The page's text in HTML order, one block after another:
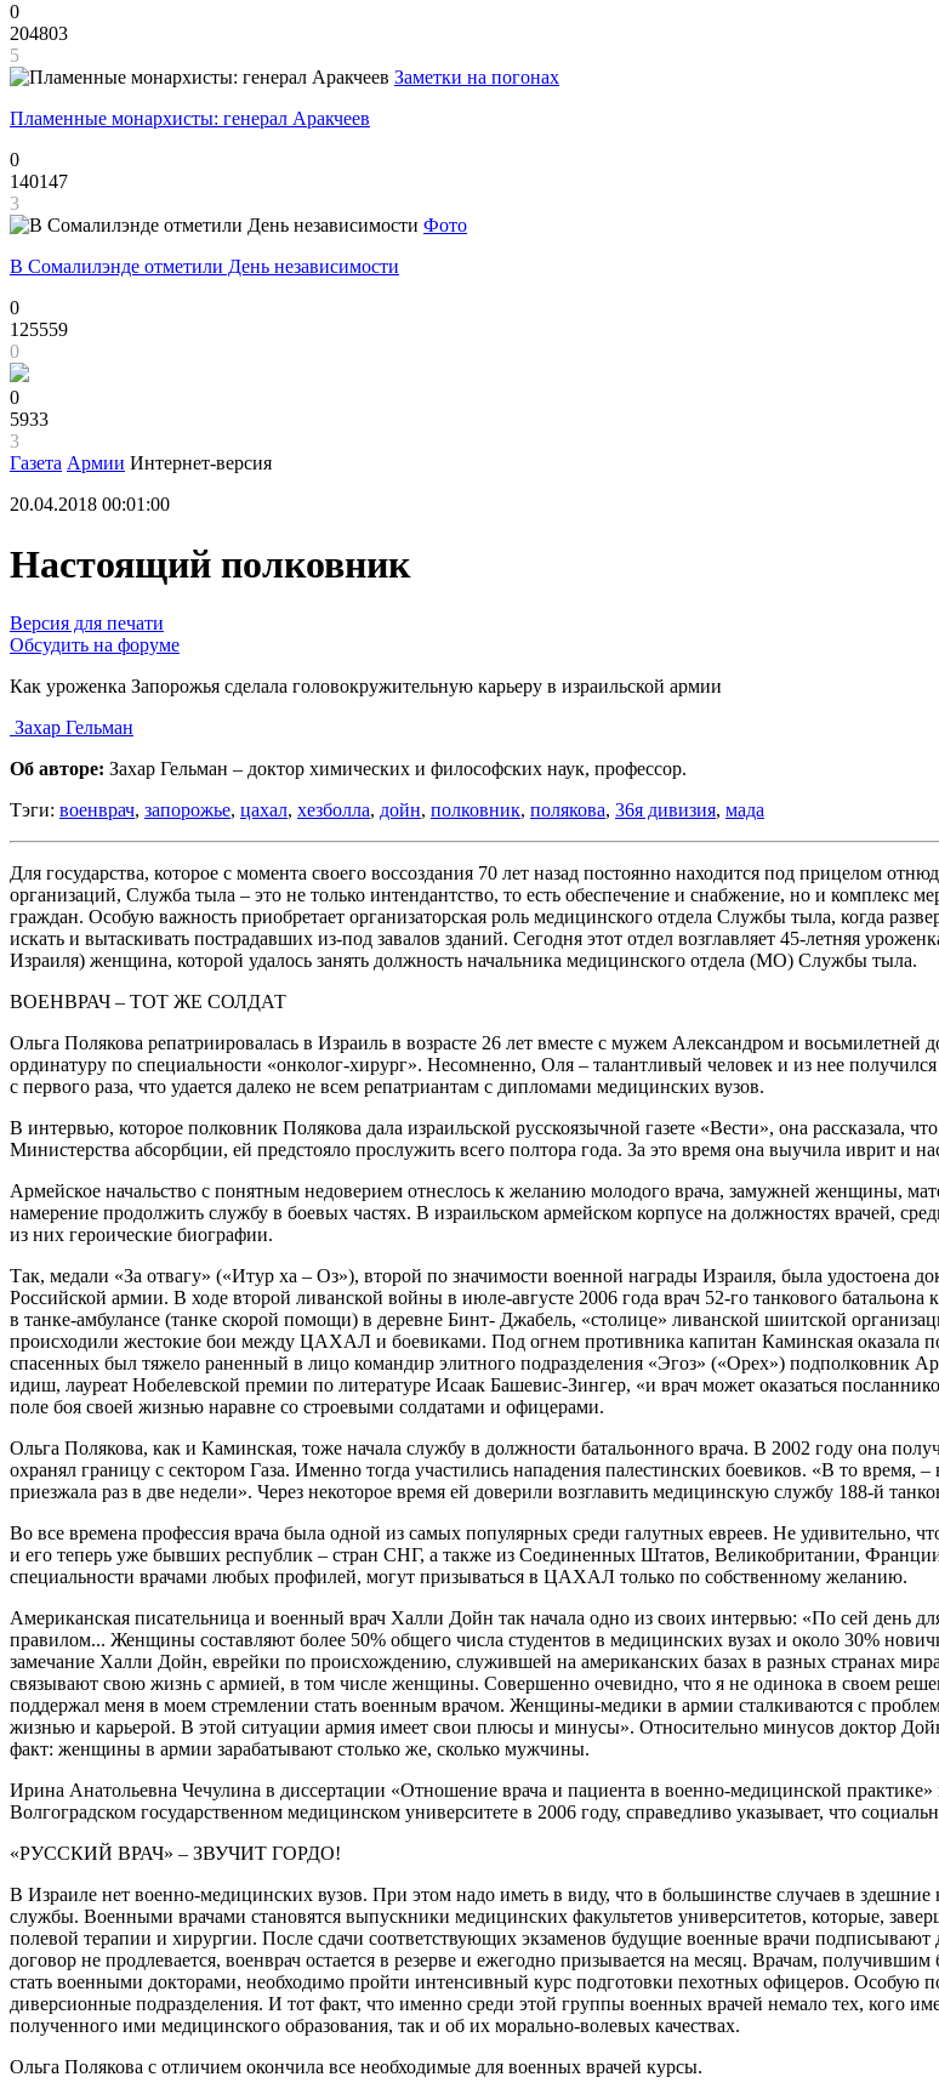
0
204803
5
Заметки на погонах
Пламенные монархисты: генерал Аракчеев
0
140147
3
Фото
В Сомалилэнде отметили День независимости
0
125559
0
0
5933
3
Газета Армии Интернет-версия
20.04.2018 00:01:00
Настоящий полковник
Версия для печати
Обсудить на форуме
Как уроженка Запорожья сделала головокружительную карьеру в израильской армии
Захар Гельман
Об авторе: Захар Гельман – доктор химических и философских наук, профессор.
Тэги: военврач, запорожье, цахал, хезболла, дойн, полковник, полякова, 36я дивизия, мада
Для государства, которое с момента своего воссоздания 70 лет назад постоянно находится под прицелом
организаций, Служба тыла – это не только интендантство, то есть обеспечение и снабжение, но и
граждан. Особую важность приобретает организаторская роль медицинского отдела Службы тыла, когда
искать и вытаскивать пострадавших из-под завалов зданий. Сегодня этот отдел возглавляет 45-летняя
Израиля) женщина, которой удалось занять должность начальника медицинского отдела (МО) Службы тыла.
ВОЕНВРАЧ – ТОТ ЖЕ СОЛДАТ
Ольга Полякова репатриировалась в Израиль в возрасте 26 лет вместе с мужем Александром и восьмилетней
ординатуру по специальности «онколог-хирург». Несомненно, Оля – талантливый человек и из нее
с первого раза, что удается далеко не всем репатриантам с дипломами медицинских вузов.
В интервью, которое полковник Полякова дала израильской русскоязычной газете «Вести», она
Министерства абсорбции, ей предстояло прослужить всего полтора года. За это время она выучила иврит и
Армейское начальство с понятным недоверием отнеслось к желанию молодого врача, замужней женщины,
намерение продолжить службу в боевых частях. В израильском армейском корпусе на должностях врачей,
из них героические биографии.
Так, медали «За отвагу» («Итур ха – Оз»), второй по значимости военной награды Израиля, была удостоена
Российской армии. В ходе второй ливанской войны в июле-августе 2006 года врач 52-го танкового
в танке-амбулансе (танке скорой помощи) в деревне Бинт- Джабель, «столице» ливанской шиитской
происходили жестокие бои между ЦАХАЛ и боевиками. Под огнем противника капитан Каминская оказала
спасенных был тяжело раненный в лицо командир элитного подразделения «Эгоз» («Орех») подполковник
идиш, лауреат Нобелевской премии по литературе Исаак Башевис-Зингер, «и врач может оказаться
поле боя своей жизнью наравне со строевыми солдатами и офицерами.
Ольга Полякова, как и Каминская, тоже начала службу в должности батальонного врача. В 2002 году она
охранял границу с сектором Газа. Именно тогда участились нападения палестинских боевиков. «В то
приезжала раз в две недели». Через некоторое время ей доверили возглавить медицинскую службу 188-й
Во все времена профессия врача была одной из самых популярных среди галутных евреев. Не удивительно,
и его теперь уже бывших республик – стран СНГ, а также из Соединенных Штатов, Великобритании,
специальности врачами любых профилей, могут призываться в ЦАХАЛ только по собственному желанию.
Американская писательница и военный врач Халли Дойн так начала одно из своих интервью: «По сей день
правилом... Женщины составляют более 50% общего числа студентов в медицинских вузах и около 30%
замечание Халли Дойн, еврейки по происхождению, служившей на американских базах в разных странах
связывают свою жизнь с армией, в том числе женщины. Совершенно очевидно, что я не одинока в своем
поддержал меня в моем стремлении стать военным врачом. Женщины-медики в армии сталкиваются с
жизнью и карьерой. В этой ситуации армия имеет свои плюсы и минусы». Относительно минусов доктор
факт: женщины в армии зарабатывают столько же, сколько мужчины.
Ирина Анатольевна Чечулина в диссертации «Отношение врача и пациента в военно-медицинской
Волгоградском государственном медицинском университете в 2006 году, справедливо указывает, что
«РУССКИЙ ВРАЧ» – ЗВУЧИТ ГОРДО!
В Израиле нет военно-медицинских вузов. При этом надо иметь в виду, что в большинстве случаев в
службы. Военными врачами становятся выпускники медицинских факультетов университетов, которые,
полевой терапии и хирургии. После сдачи соответствующих экзаменов будущие военные врачи
договор не продлевается, военврач остается в резерве и ежегодно призывается на месяц. Врачам,
стать военными докторами, необходимо пройти интенсивный курс подготовки пехотных офицеров. Особую
диверсионные подразделения. И тот факт, что именно среди этой группы военных врачей немало тех, кого
полученного ими медицинского образования, так и об их морально-волевых качествах.
Ольга Полякова с отличием окончила все необходимые для военных врачей курсы.